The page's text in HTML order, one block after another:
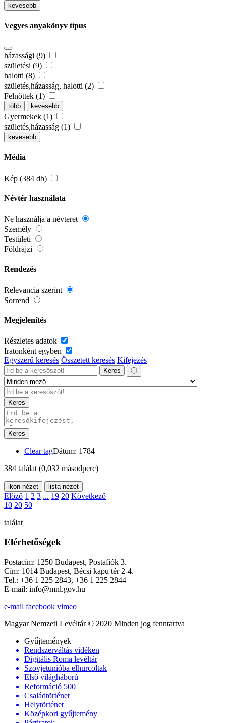
kevesebb
Vegyes anyakönyv típus
házassági (9)
születési (9)
halotti (8)
születés,házasság, halotti (2)
Felnőttek (1)
több kevesebb
Gyermekek (1)
születés,házasság (1)
kevesebb
Média
Kép (384 db)
Névtér használata
Ne használja a névteret
Személy
Testületi
Földrajzi
Rendezés
Relevancia szerint
Sorrend
Megjelenítés
Részletes adatok
Iratonként egyben
Egyszerű keresés Összetett keresés Kifejezés
Keres ⓘ
Keres
Keres
Clear tagDátum: 1784
384 találat (0,032 másodperc)
ikon nézet lista nézet
Előző 1 2 3 ... 19 20 Következő
10 20 50
találat
Elérhetőségek
Postacím: 1250 Budapest, Postafiók 3.
Cím: 1014 Budapest, Bécsi kapu tér 2-4.
Tel.: +36 1 225 2843, +36 1 225 2844
E-mail: info@mnl.gov.hu
e-mail facebook vimeo
Magyar Nemzeti Levéltár © 2020 Minden jog fenntartva
Gyűjtemények
Rendszerváltás vidéken
Digitális Roma levéltár
Szovjetunióba elhurcoltak
Első világháború
Reformáció 500
Családtörténet
Helytörténet
Középkori gyűjtemény